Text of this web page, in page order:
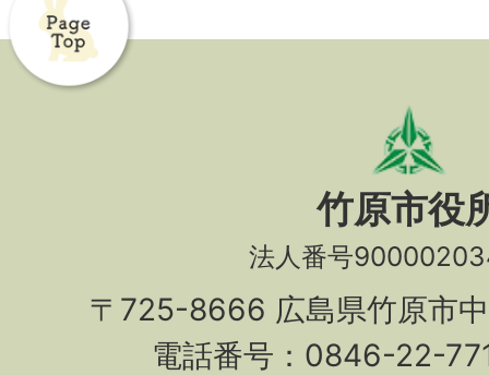
竹原市役
法人番号
〒725-8666 広島県竹原市
電話番号：0846-22-